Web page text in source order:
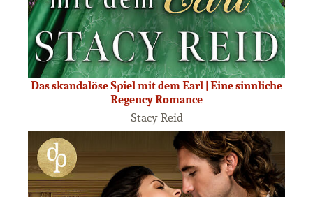
Das skandalöse Spiel mit dem Earl | Eine sinnliche
Regency Romance
Stacy Reid